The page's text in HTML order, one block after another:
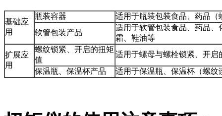
基础应
用
瓶装容器
适用于瓶装包装食品、药品
软管包装产品
适用于软管包装食品、药品
霜、鞋油等
扩展应
用
螺纹锁紧、开启的扭矩
值
适用于螺母与螺栓锁紧、开
保温瓶、保温杯产品
适用于保温瓶、保温杯（螺